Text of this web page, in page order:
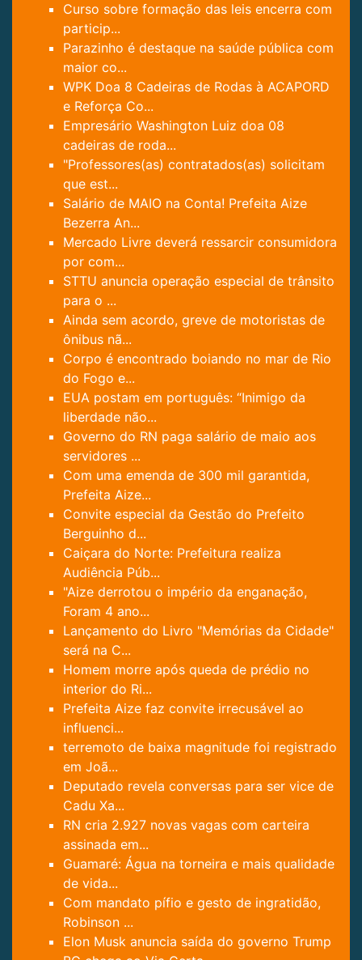
Curso sobre formação das leis encerra com
particip...
Parazinho é destaque na saúde pública com
maior co...
WPK Doa 8 Cadeiras de Rodas à ACAPORD
e Reforça Co...
Empresário Washington Luiz doa 08
cadeiras de roda...
"Professores(as) contratados(as) solicitam
que est...
Salário de MAIO na Conta! Prefeita Aize
Bezerra An...
Mercado Livre deverá ressarcir consumidora
por com...
STTU anuncia operação especial de trânsito
para o ...
Ainda sem acordo, greve de motoristas de
ônibus nã...
Corpo é encontrado boiando no mar de Rio
do Fogo e...
EUA postam em português: “Inimigo da
liberdade não...
Governo do RN paga salário de maio aos
servidores ...
Com uma emenda de 300 mil garantida,
Prefeita Aize...
Convite especial da Gestão do Prefeito
Berguinho d...
Caiçara do Norte: Prefeitura realiza
Audiência Púb...
"Aize derrotou o império da enganação,
Foram 4 ano...
Lançamento do Livro "Memórias da Cidade"
será na C...
Homem morre após queda de prédio no
interior do Ri...
Prefeita Aize faz convite irrecusável ao
influenci...
terremoto de baixa magnitude foi registrado
em Joã...
Deputado revela conversas para ser vice de
Cadu Xa...
RN cria 2.927 novas vagas com carteira
assinada em...
Guamaré: Água na torneira e mais qualidade
de vida...
Com mandato pífio e gesto de ingratidão,
Robinson ...
Elon Musk anuncia saída do governo Trump